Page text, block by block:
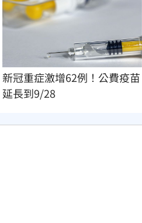
新冠重症激增62例！公費疫苗
延長到9/28